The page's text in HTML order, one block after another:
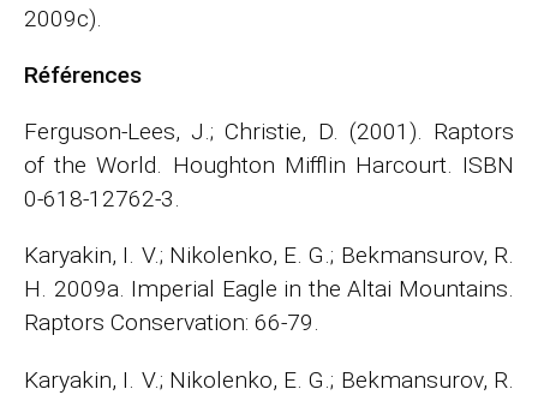
2009c).
Références
Ferguson-Lees, J.; Christie, D. (2001). Raptors
of the World. Houghton Mifflin Harcourt. ISBN
0-618-12762-3.
Karyakin, I. V.; Nikolenko, E. G.; Bekmansurov, R.
H. 2009a. Imperial Eagle in the Altai Mountains.
Raptors Conservation: 66-79.
Karyakin, I. V.; Nikolenko, E. G.; Bekmansurov, R.